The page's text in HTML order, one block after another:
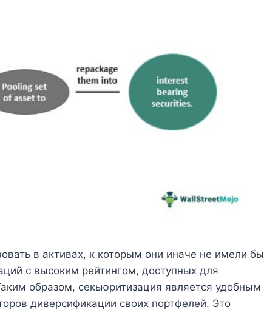
в активах, к которым они иначе не имели бы
с высоким рейтингом, доступных для
образом, секьюритизация является удобным
диверсификации своих портфелей. Это